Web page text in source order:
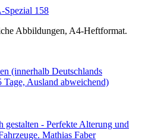
Spezial 158
Abbildungen, A4-Heftformat.
(innerhalb Deutschlands
Ausland abweichend)